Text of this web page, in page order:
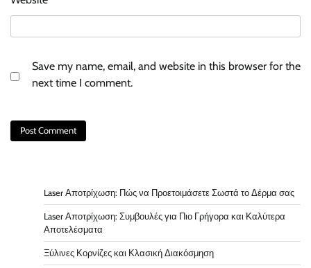
Save my name, email, and website in this browser for the
next time I comment.
Laser Αποτρίχωση: Πώς να Προετοιμάσετε Σωστά το Δέρμα σας
Laser Αποτρίχωση: Συμβουλές για Πιο Γρήγορα και Καλύτερα
Αποτελέσματα
Ξύλινες Κορνίζες και Κλασική Διακόσμηση